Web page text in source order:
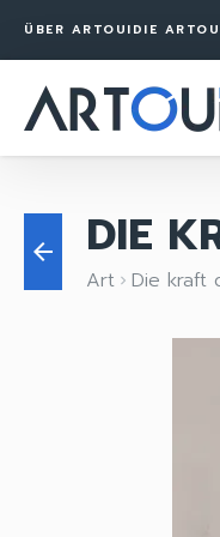
ÜBER ARTOUI DIE
arrow_back DIE
Art keyboard_arrow_right Die kraft